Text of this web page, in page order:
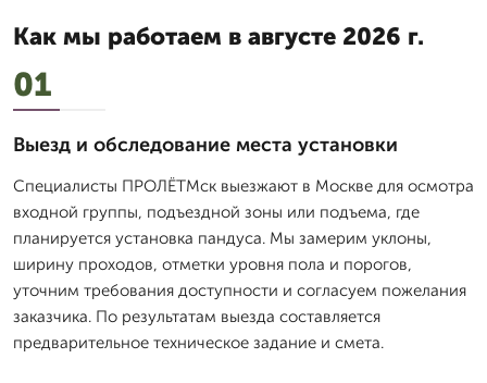
Как мы работаем в августе 2026 г.
01
Выезд и обследование места установки
Специалисты ПРОЛЁТМск выезжают в Москве для осмотра
входной группы, подъездной зоны или подъема, где
планируется установка пандуса. Мы замерим уклоны,
ширину проходов, отметки уровня пола и порогов,
уточним требования доступности и согласуем пожелания
заказчика. По результатам выезда составляется
предварительное техническое задание и смета.